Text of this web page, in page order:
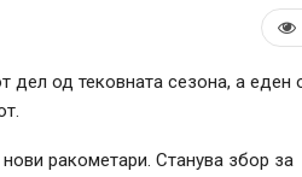
дел од тековната сезона, а еден
ракометари. Станува збор за